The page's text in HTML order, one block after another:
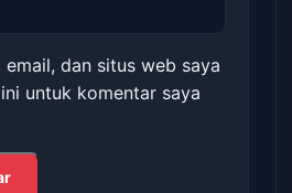
email, dan situs web saya
untuk komentar saya